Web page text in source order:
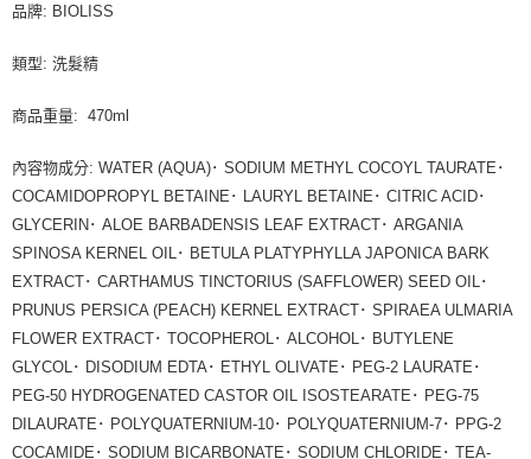
品牌: BIOLISS
類型: 洗髮精
商品重量: 470ml
內容物成分: WATER (AQUA)･ SODIUM METHYL COCOYL TAURATE･
COCAMIDOPROPYL BETAINE･ LAURYL BETAINE･ CITRIC ACID･
GLYCERIN･ ALOE BARBADENSIS LEAF EXTRACT･ ARGANIA
SPINOSA KERNEL OIL･ BETULA PLATYPHYLLA JAPONICA BARK
EXTRACT･ CARTHAMUS TINCTORIUS (SAFFLOWER) SEED OIL･
PRUNUS PERSICA (PEACH) KERNEL EXTRACT･ SPIRAEA ULMARIA
FLOWER EXTRACT･ TOCOPHEROL･ ALCOHOL･ BUTYLENE
GLYCOL･ DISODIUM EDTA･ ETHYL OLIVATE･ PEG-2 LAURATE･
PEG-50 HYDROGENATED CASTOR OIL ISOSTEARATE･ PEG-75
DILAURATE･ POLYQUATERNIUM-10･ POLYQUATERNIUM-7･ PPG-2
COCAMIDE･ SODIUM BICARBONATE･ SODIUM CHLORIDE･ TEA-